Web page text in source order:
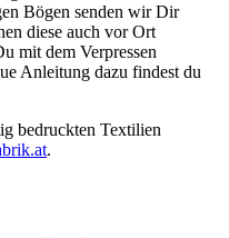
Bögen senden wir Dir
diese auch vor Ort
mit dem Verpressen
Anleitung dazu findest du
bedruckten Textilien
.